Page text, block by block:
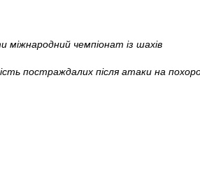
міжнародний чемпіонат із шахів
постраждалих після атаки на